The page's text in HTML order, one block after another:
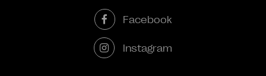
Facebook
Instagram